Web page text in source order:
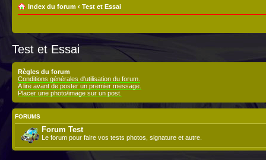
Index du forum ‹ Test et Essai
Test et Essai
Règles du forum
Conditions générales d'utilisation du forum.
A lire avant de poster un premier message.
Placer une photo/image sur un post.
FORUMS
Forum Test
Le forum pour faire vos tests photos, signature et autre.